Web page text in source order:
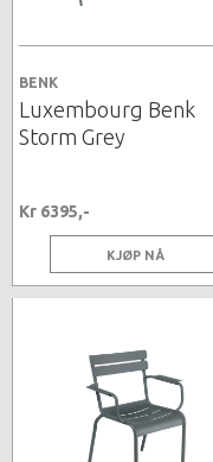
BENK
Luxembourg Benk
Storm Grey
Kr 6395,-
KJØP NÅ